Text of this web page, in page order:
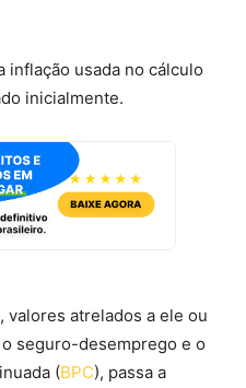
usada no cálculo
inicialmente.
valores atrelados a ele ou
seguro-desemprego e o
(BPC), passa a